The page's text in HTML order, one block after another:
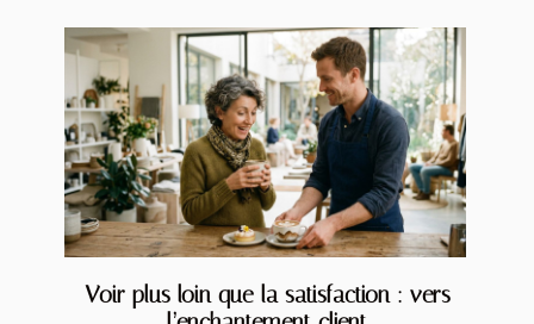
Voir plus loin que la satisfaction : vers